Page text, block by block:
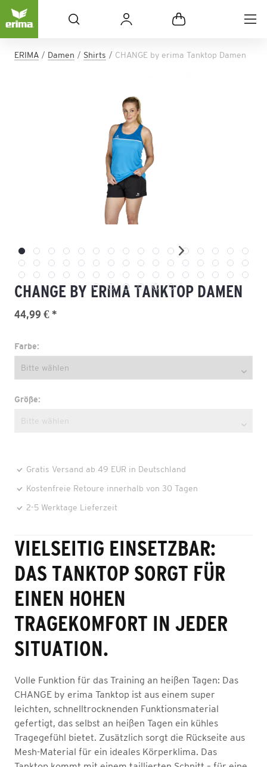
ERIMA Damen Shirts CHANGE by erima Tanktop Damen
CHANGE BY ERIMA TANKTOP DAMEN
44,99 € *
Farbe:
Größe:
Gratis Versand ab 49 EUR in Deutschland
Kostenfreie Retoure innerhalb von 30 Tagen
2-5 Werktage Lieferzeit
VIELSEITIG EINSETZBAR:
DAS TANKTOP SORGT FÜR
EINEN HOHEN
TRAGEKOMFORT IN JEDER
SITUATION.
Volle Funktion für das Training an heißen Tagen: Das
CHANGE by erima Tanktop ist aus einem super
leichten, schnelltrocknenden Funktionsmaterial
gefertigt, das selbst an heißen Tagen ein kühles
Tragegefühl bietet. Zusätzlich sorgt die Rückseite aus
Mesh-Material für ein ideales Körperklima. Das